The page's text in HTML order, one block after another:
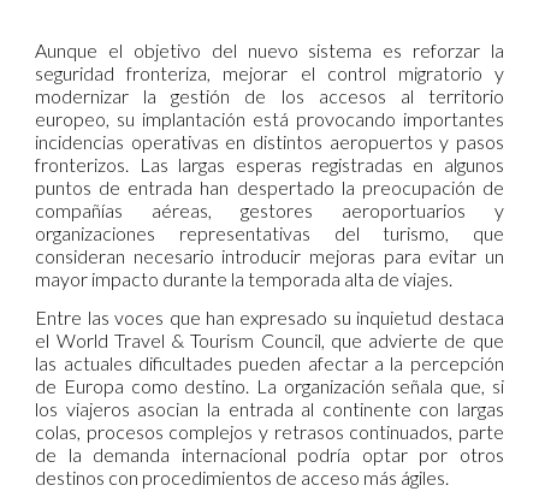
Aunque el objetivo del nuevo sistema es reforzar la
seguridad fronteriza, mejorar el control migratorio y
modernizar la gestión de los accesos al territorio
europeo, su implantación está provocando importantes
incidencias operativas en distintos aeropuertos y pasos
fronterizos. Las largas esperas registradas en algunos
puntos de entrada han despertado la preocupación de
compañías aéreas, gestores aeroportuarios y
organizaciones representativas del turismo, que
consideran necesario introducir mejoras para evitar un
mayor impacto durante la temporada alta de viajes.
Entre las voces que han expresado su inquietud destaca
el World Travel & Tourism Council, que advierte de que
las actuales dificultades pueden afectar a la percepción
de Europa como destino. La organización señala que, si
los viajeros asocian la entrada al continente con largas
colas, procesos complejos y retrasos continuados, parte
de la demanda internacional podría optar por otros
destinos con procedimientos de acceso más ágiles.